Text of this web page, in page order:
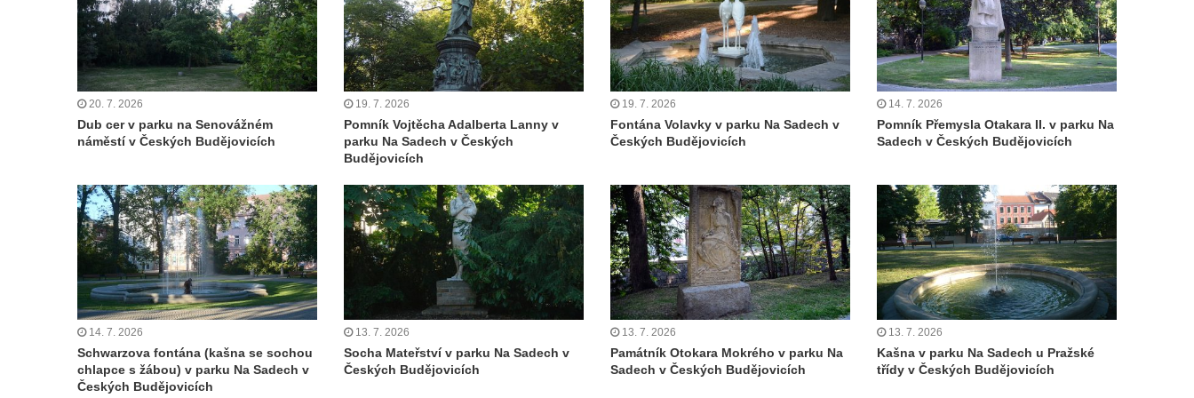
Čechách
Kříž u kostela Zvěstování Panny Marie v
Duchcově
Údajný kříž před kostelem svatých Petra a
Pavla v Jeníkově
Kříž na návsi v Jeníkově
Kříž U Pěti lip na pastvině severovýchodně
od Mikulášovic
Kříž na rozcestí u domu čp. 123 v
Mikulášovicích
Wäberův kříž v zahradě domu čp. 184 v
Mikulášovicích
Kříž na louce v horních Mikulášovicích
Posteltův kříž naproti domu ev.č. 29 v
20. 7. 2026
Dub cer v parku na Senovážném
náměstí v Českých Budějovicích
19. 7. 2026
Pomník Vojtěcha Adalberta Lanny v
parku Na Sadech v Českých
Budějovicích
19. 7. 2026
Fontána Volavky v parku Na Sadech v
Českých Budějovicích
14. 7. 2026
Pomník Přemysla Otakara II. v parku Na
Sadech v Českých Budějovicích
14. 7. 2026
Schwarzova fontána (kašna se sochou
chlapce s žábou) v parku Na Sadech v
Českých Budějovicích
13. 7. 2026
Socha Mateřství v parku Na Sadech v
Českých Budějovicích
13. 7. 2026
Památník Otokara Mokrého v parku Na
Sadech v Českých Budějovicích
13. 7. 2026
Kašna v parku Na Sadech u Pražské
třídy v Českých Budějovicích